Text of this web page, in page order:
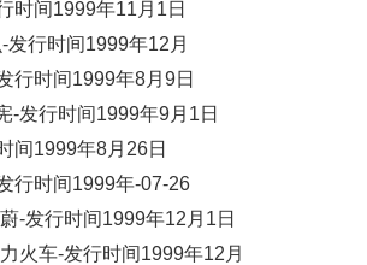
时间1999年11月1日
发行时间1999年12月
行时间1999年8月9日
-发行时间1999年9月1日
间1999年8月26日
行时间1999年-07-26
-发行时间1999年12月1日
火车-发行时间1999年12月